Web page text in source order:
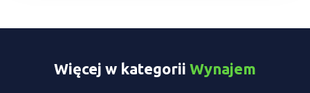
Więcej w kategorii Wynajem